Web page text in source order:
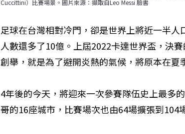
Cuccittini）比賽場景。圖片來源：擷取自Leo Messi 臉書
足球在台灣相對冷門，卻是世界上將近一半
人數還多了10億。上屆2022卡達世界盃，決
創舉，就是為了避開炎熱的氣候，將原本在夏
4年後的今天，將迎來一次參賽隊伍史上最多
哥的16座城市，比賽場次也由64場擴張到104